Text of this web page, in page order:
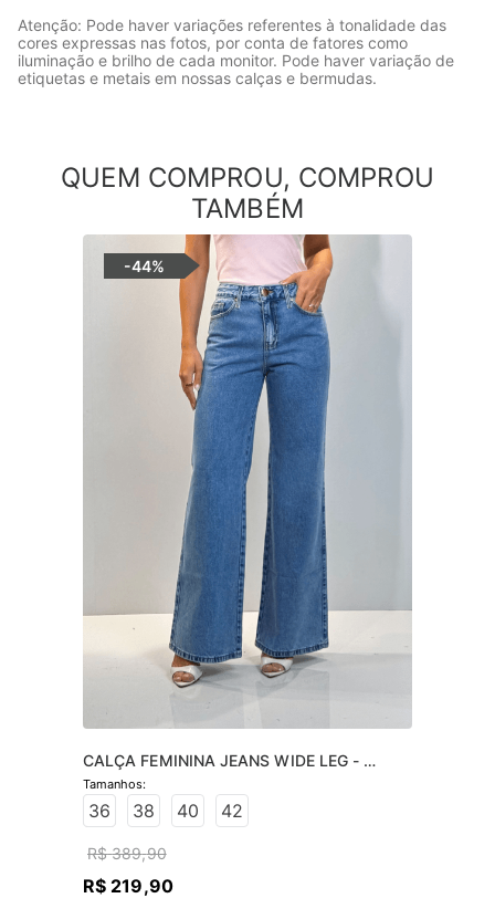
Atenção: Pode haver variações referentes à tonalidade das
cores expressas nas fotos, por conta de fatores como
iluminação e brilho de cada monitor. Pode haver variação de
etiquetas e metais em nossas calças e bermudas.
QUEM COMPROU, COMPROU
TAMBÉM
-44%
CALÇA FEMININA JEANS WIDE LEG -
JEANS CLARO
36 38 40 42
R$ 389,90
R$ 219,90